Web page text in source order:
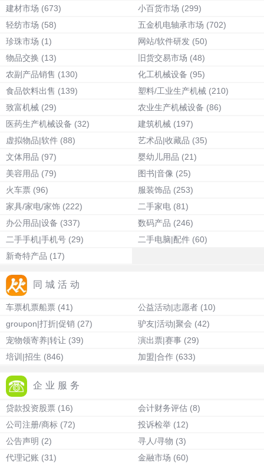
建材市场 (673) 小百货市场 (299)
轻纺市场 (58) 五金机电轴承市场 (702)
珍珠市场 (1) 网站/软件研发 (50)
物品交换 (13) 旧货交易市场 (48)
农副产品销售 (130) 化工机械设备 (95)
食品饮料出售 (139) 塑料/工业生产机械 (210)
致富机械 (29) 农业生产机械设备 (86)
医药生产机械设备 (32) 建筑机械 (197)
虚拟物品|软件 (88) 艺术品|收藏品 (35)
文体用品 (97) 婴幼儿用品 (21)
美容用品 (79) 图书|音像 (25)
火车票 (96) 服装饰品 (253)
家具/家电/家饰 (222) 二手家电 (81)
办公用品|设备 (337) 数码产品 (246)
二手手机|手机号 (29) 二手电脑|配件 (60)
新奇特产品 (17)
同城活动
车票机票船票 (41) 公益活动|志愿者 (10)
groupon|打折|促销 (27) 驴友|活动|聚会 (42)
宠物领寄养|转让 (39) 演出票|赛事 (29)
培训|招生 (846) 加盟|合作 (633)
企业服务
贷款投资股票 (16) 会计财务评估 (8)
公司注册/商标 (72) 投诉检举 (12)
公告声明 (2) 寻人/寻物 (3)
代理记账 (31) 金融市场 (60)